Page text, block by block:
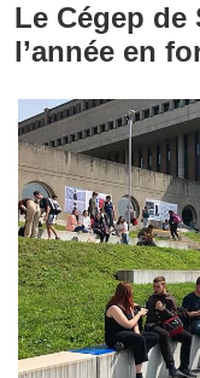
Le Cégep de
l’année en